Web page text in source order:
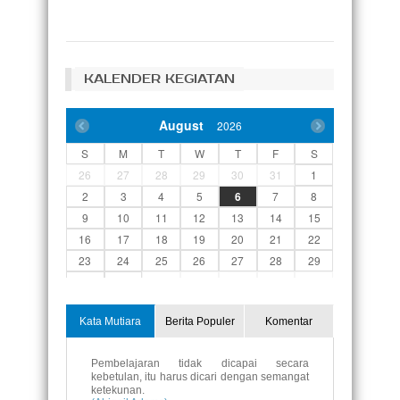
KALENDER KEGIATAN
August
2026
S
M T W T F
S
26
27 28 29 30 31
1
2
3 4 5 6 7
8
9
10 11 12 13 14
15
16
17 18 19 20 21
22
23
24 25 26 27 28
29
Kata Mutiara Berita Populer Komentar
Pembelajaran tidak dicapai secara
kebetulan, itu harus dicari dengan semangat
ketekunan.